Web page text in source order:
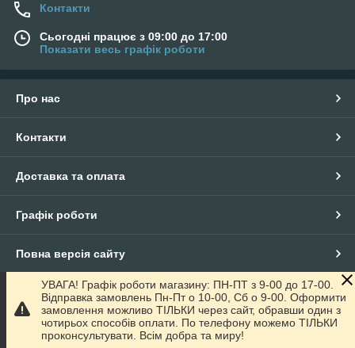
Контакти
Сьогодні працює з 09:00 до 17:00
Показати весь графік роботи
Про нас
Контакти
Доставка та оплата
Графік роботи
Повна версія сайту
Сайт створено на маркетплейсіProm.ua
Політика конфіденційності
УВАГА! Графік роботи магазину: ПН-ПТ з 9-00 до 17-00.
Відправка замовлень Пн-Пт о 10-00, Сб о 9-00. Оформити
замовлення можливо ТІЛЬКИ через сайт, обравши один з
чотирьох способів оплати. По телефону можемо ТІЛЬКИ
проконсультувати. Всім добра та миру!